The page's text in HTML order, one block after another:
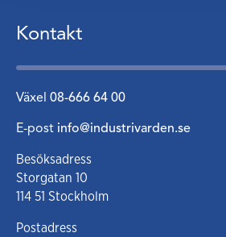
Kontakt
Växel 08-666 64 00
E-post info@industrivarden.se
Besöksadress
Storgatan 10
114 51 Stockholm
Postadress